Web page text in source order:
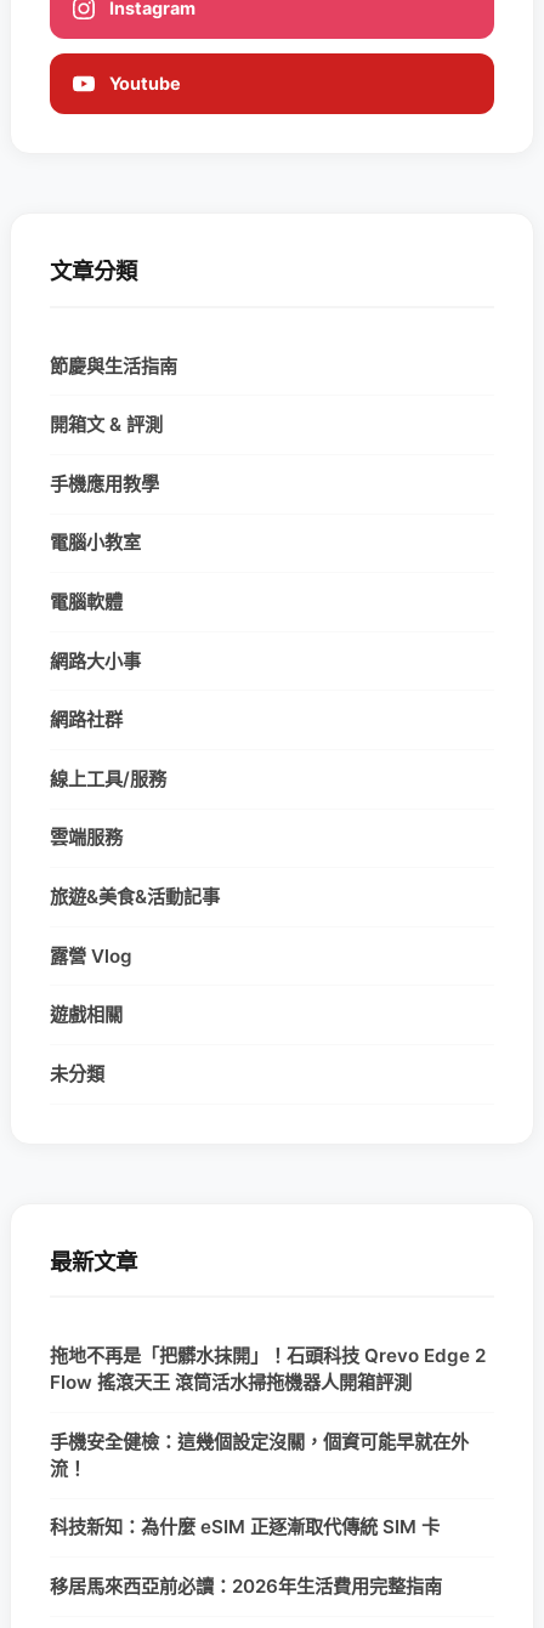
Instagram
Youtube
文章分類
節慶與生活指南
開箱文 & 評測
手機應用教學
電腦小教室
電腦軟體
網路大小事
網路社群
線上工具/服務
雲端服務
旅遊&美食&活動記事
露營 Vlog
遊戲相關
未分類
最新文章
拖地不再是「把髒水抹開」！石頭科技 Qrevo Edge 2
Flow 搖滾天王 滾筒活水掃拖機器人開箱評測
手機安全健檢：這幾個設定沒關，個資可能早就在外
流！
科技新知：為什麼 eSIM 正逐漸取代傳統 SIM 卡
移居馬來西亞前必讀：2026年生活費用完整指南